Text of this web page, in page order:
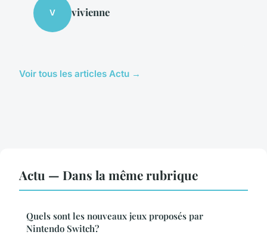
V vivienne
Voir tous les articles Actu →
Actu — Dans la même rubrique
Quels sont les nouveaux jeux proposés par
Nintendo Switch?